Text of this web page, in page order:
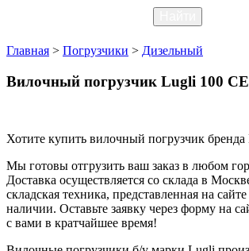
Главная > Погрузчики > Дизельный
Вилочный погрузчик Lugli 100 CE
Хотите купить вилочный погрузчик
Мы готовы отгрузить ваш заказ в любом
Доставка осуществляется со склада в
складская техника, представленная на сайте
наличии. Оставьте заявку через форму на
с вами в кратчайшее время!